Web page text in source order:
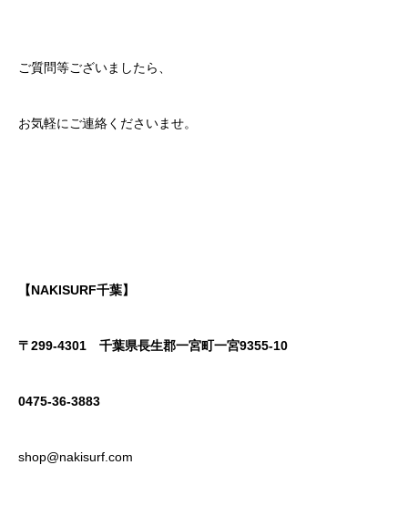
ご質問等ございましたら、
お気軽にご連絡くださいませ。
【NAKISURF千葉】
〒299-4301 千葉県長生郡一宮町一宮9355-10
0475-36-3883
shop@nakisurf.com